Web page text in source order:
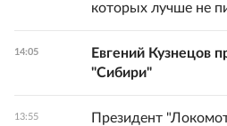
которых лучше не
14:05
Евгений Кузнецов
"Сибири"
13:55
Президент